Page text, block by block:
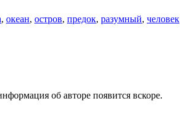
, океан, остров, предок, разумный, человек
об авторе появится вскоре.